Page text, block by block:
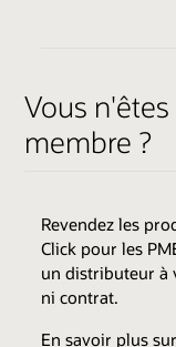
Transfert de
Passer en
du programme
CRITÈRES DE
Parcourir le
Admissible à la
Vous
membre ?
Revendez les
Click pour les
un distributeur à
ni contrat.
En savoir plus sur